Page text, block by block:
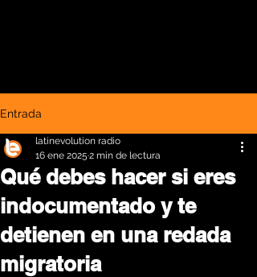
Entrada
Qué debes hacer si eres
indocumentado y te
detienen en una redada
migratoria
latinevolution radio
16 ene 2025 2 min de lectura